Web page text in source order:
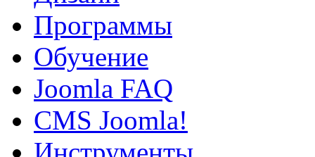
Программы
Обучение
Joomla FAQ
CMS Joomla!